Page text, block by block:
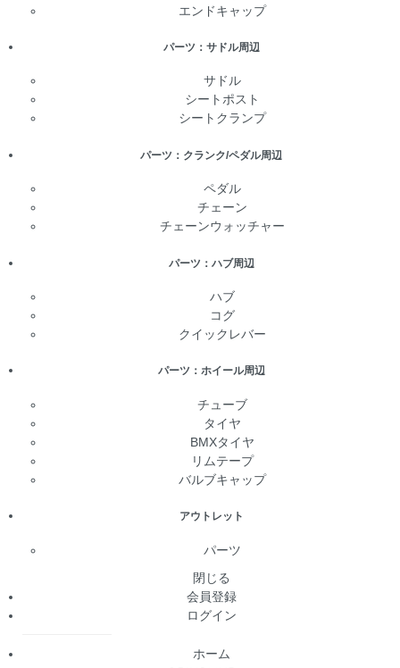
エンドキャップ
パーツ：サドル周辺
サドル
シートポスト
シートクランプ
パーツ：クランク/ペダル周辺
ペダル
チェーン
チェーンウォッチャー
パーツ：ハブ周辺
ハブ
コグ
クイックレバー
パーツ：ホイール周辺
チューブ
タイヤ
BMXタイヤ
リムテープ
バルブキャップ
アウトレット
パーツ
閉じる
会員登録
ログイン
ホーム